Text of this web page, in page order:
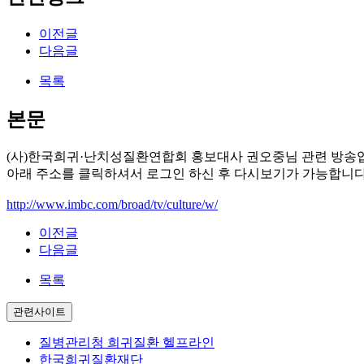
이전글
다음글
목록
본문
(사)한국희귀·난치성질환연합회 홍보대사 권오중님 관련 방송
아래 주소를 클릭하셔서 로그인 하신 후 다시보기가 가능합니
http://www.imbc.com/broad/tv/culture/w/
이전글
다음글
목록
관련사이트
질병관리청 희귀질환 헬프라인
한국희귀질환재단